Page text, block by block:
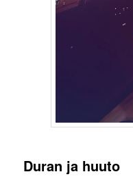
Duran ja huuto